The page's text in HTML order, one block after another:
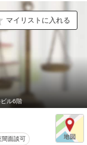
マイリストに入れる
ル6階
間面談可